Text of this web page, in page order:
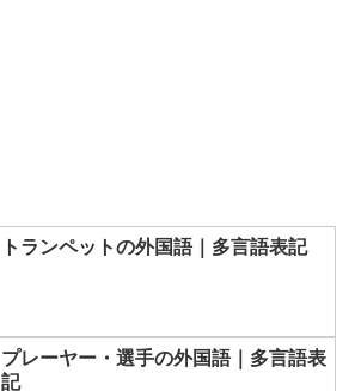
トランペットの外国語｜多言語表記
プレーヤー・選手の外国語｜多言語表
記